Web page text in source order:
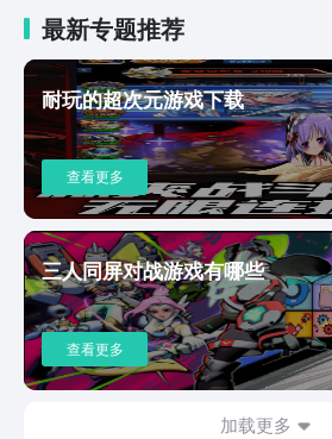
的游戏内容。使得玩家可以通过各种
币来提升自己的小镇，从而一点点
市。可爱的动物：在游戏当中是有
存在的。玩家可以通过各种途径去
提升自己农场的实力，这样才可以
渐渐的在农场具备了一定的实力之
多的金币。以此循环操作，就可以
玩法不难上手游戏：作为一款模拟
游的操作并不难，整体布局采用了
游戏的过程中可以更加的享受。并
定额度的金币之后，还可以用来兑
带来切实的利益，让玩家体验其中
光小镇这个游戏感兴趣，便可以按
注一下。这样便可以获得预约资格。
以及时的知晓关于这个游戏的相关
戏乐趣的资格，第一时间去下载试玩
最新专题推荐
耐玩的超次元游戏下载
查看更多
三人同屏对战游戏有哪些
查看更多
加载更多